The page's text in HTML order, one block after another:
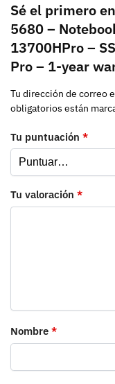
Sé el primero
5680 –
13700HPro –
Pro – 1-year
Tu dirección de correo
obligatorios están
Tu puntuación *
Tu valoración *
Nombre *